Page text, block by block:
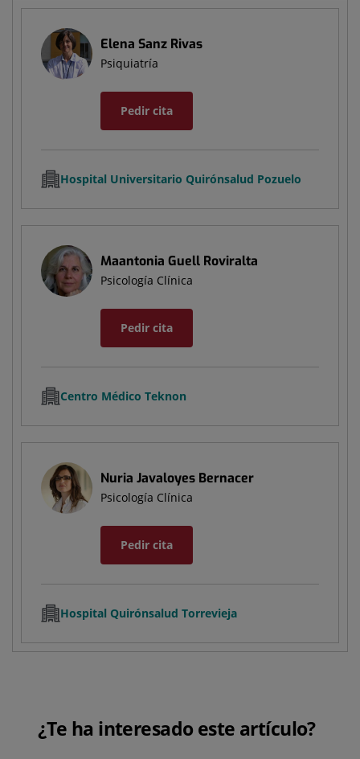
Elena Sanz Rivas
Psiquiatría
Pedir cita
Hospital Universitario Quirónsalud Pozuelo
Maantonia Guell Roviralta
Psicología Clínica
Pedir cita
Centro Médico Teknon
Nuria Javaloyes Bernacer
Psicología Clínica
Pedir cita
Hospital Quirónsalud Torrevieja
¿Te ha interesado este artículo?